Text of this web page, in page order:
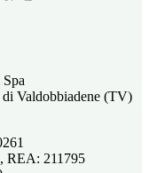
di Valdobbiadene (TV)
REA: 211795